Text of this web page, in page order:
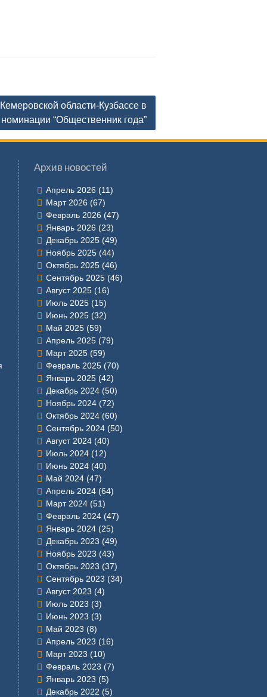
области-Кузбассе в
номинации “Общественник года”
Архив новостей
Апрель 2026 (11)
Март 2026 (67)
Февраль 2026 (47)
Январь 2026 (23)
Декабрь 2025 (49)
Ноябрь 2025 (44)
Октябрь 2025 (46)
Сентябрь 2025 (46)
Август 2025 (16)
Июль 2025 (15)
Июнь 2025 (32)
Май 2025 (59)
Апрель 2025 (79)
Март 2025 (59)
Февраль 2025 (70)
Январь 2025 (42)
Декабрь 2024 (50)
Ноябрь 2024 (72)
Октябрь 2024 (60)
Сентябрь 2024 (50)
Август 2024 (40)
Июль 2024 (12)
Июнь 2024 (40)
Май 2024 (47)
Апрель 2024 (64)
Март 2024 (51)
Февраль 2024 (47)
Январь 2024 (25)
Декабрь 2023 (49)
Ноябрь 2023 (43)
Октябрь 2023 (37)
Сентябрь 2023 (34)
Август 2023 (4)
Июль 2023 (3)
Июнь 2023 (3)
Май 2023 (8)
Апрель 2023 (16)
Март 2023 (10)
Февраль 2023 (7)
Январь 2023 (5)
Декабрь 2022 (5)